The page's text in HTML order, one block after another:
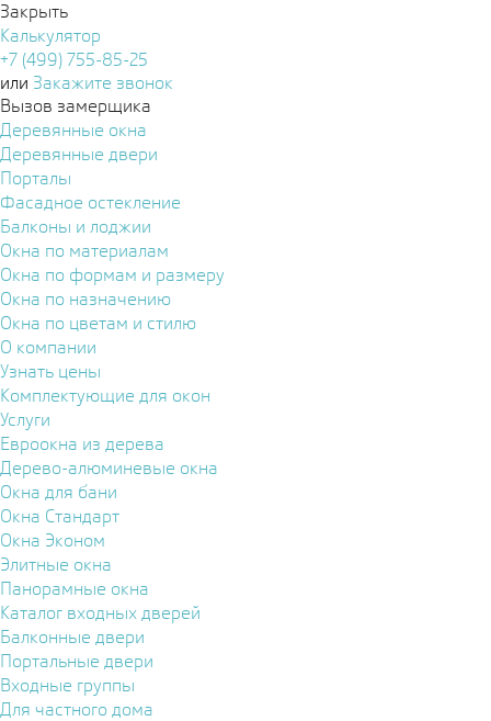
Закрыть
Калькулятор
+7 (499) 755-85-25
или Закажите звонок
Вызов замерщика
Деревянные окна
Деревянные двери
Порталы
Фасадное остекление
Балконы и лоджии
Окна по материалам
Окна по формам и размеру
Окна по назначению
Окна по цветам и стилю
О компании
Узнать цены
Комплектующие для окон
Услуги
Евроокна из дерева
Дерево-алюминевые окна
Окна для бани
Окна Стандарт
Окна Эконом
Элитные окна
Панорамные окна
Каталог входных дверей
Балконные двери
Портальные двери
Входные группы
Для частного дома